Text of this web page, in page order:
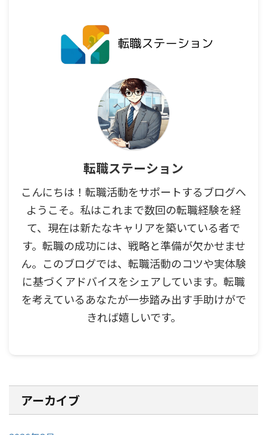
転職ステーション
こんにちは！転職活動をサポートするブログへ
ようこそ。私はこれまで数回の転職経験を経
て、現在は新たなキャリアを築いている者で
す。転職の成功には、戦略と準備が欠かせませ
ん。このブログでは、転職活動のコツや実体験
に基づくアドバイスをシェアしています。転職
を考えているあなたが一歩踏み出す手助けがで
きれば嬉しいです。
アーカイブ